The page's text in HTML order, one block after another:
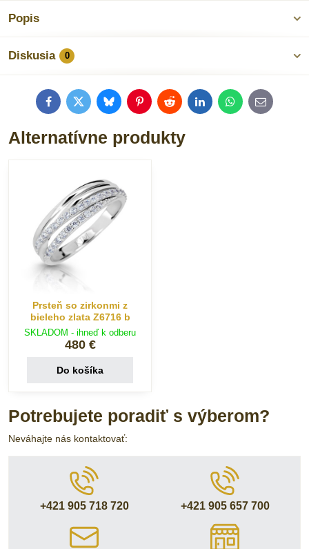
Popis
Diskusia 0
FacebookTwitterBlueskyPinterestRedditLinkedInWhatsApp
E-
mail
Alternatívne produkty
Prsteň so zirkonmi z
bieleho zlata Z6716 b
SKLADOM - ihneď k odberu
480 €
Do košíka
Potrebujete poradiť s výberom?
Neváhajte nás kontaktovať:
+421 905 718 720 +421 905 657 700